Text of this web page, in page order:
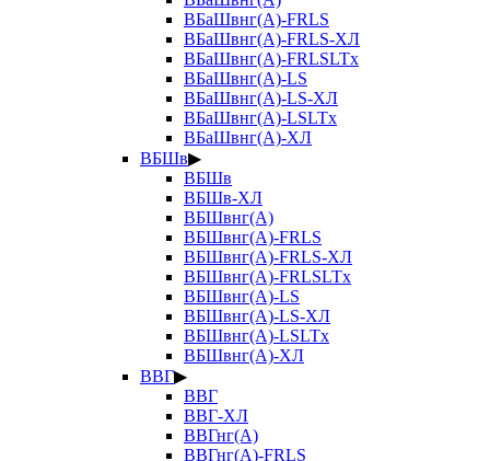
ВБаШвнг(А)-FRLS
ВБаШвнг(А)-FRLS-ХЛ
ВБаШвнг(А)-FRLSLTx
ВБаШвнг(А)-LS
ВБаШвнг(А)-LS-ХЛ
ВБаШвнг(А)-LSLTx
ВБаШвнг(А)-ХЛ
ВБШв▶
ВБШв
ВБШв-ХЛ
ВБШвнг(А)
ВБШвнг(А)-FRLS
ВБШвнг(А)-FRLS-ХЛ
ВБШвнг(А)-FRLSLTx
ВБШвнг(А)-LS
ВБШвнг(А)-LS-ХЛ
ВБШвнг(А)-LSLTx
ВБШвнг(А)-ХЛ
ВВГ▶
ВВГ
ВВГ-ХЛ
ВВГнг(А)
ВВГнг(А)-FRLS